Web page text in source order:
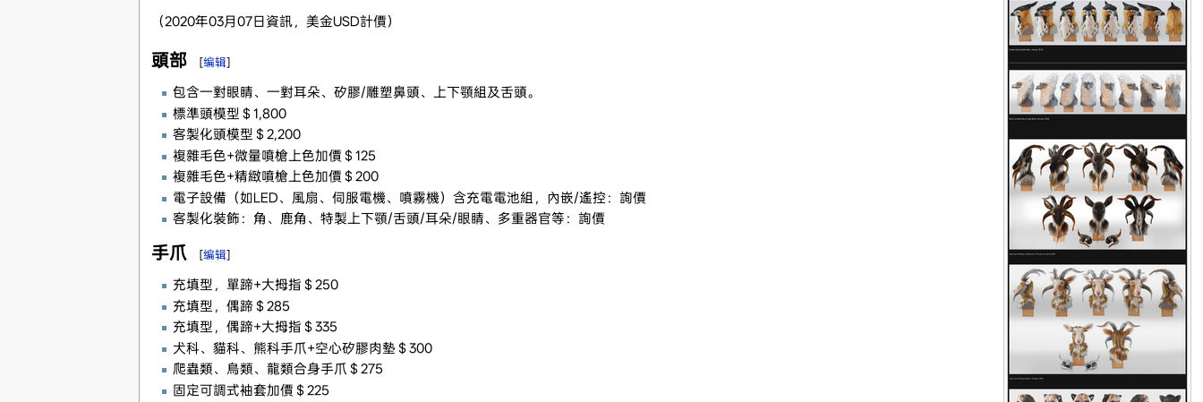
（2020年03月07日資訊，美金USD計價）
頭部 [编辑]
包含一對眼睛、一對耳朵、矽膠/雕塑鼻頭、上下顎組及舌頭。
標準頭模型＄1,800
客製化頭模型＄2,200
複雜毛色+微量噴槍上色加價＄125
複雜毛色+精緻噴槍上色加價＄200
電子設備（如LED、風扇、伺服電機、噴霧機）含充電電池組，內嵌/遙控：詢價
客製化裝飾：角、鹿角、特製上下顎/舌頭/耳朵/眼睛、多重器官等：詢價
手爪 [编辑]
充填型，單蹄+大拇指＄250
充填型，偶蹄＄285
充填型，偶蹄+大拇指＄335
犬科、貓科、熊科手爪+空心矽膠肉墊＄300
爬蟲類、鳥類、龍類合身手爪＄275
固定可調式袖套加價＄225